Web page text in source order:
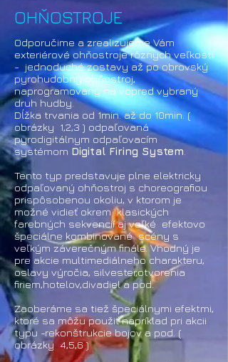
OHŇOSTROJE
Odporučime a zrealizujeme Vám
exteriérové ohňostroje rôznych veľkostí
- jednoduché zostavy až po obrovský
pyrohudobný ohňostroj,
naprogramovaný na vopred vybraný
druh hudby.
Dĺžka trvania od 1min. až do 10min. (
obrázky 1,2,3 ) odpaľovaná
pyrodigitálnym odpaľovacím
systémom Digital Firing System
Tento typ predstavuje plne elektricky
odpaľovaný ohňostroj s choreografiou
prispôsobenou okoliu, v ktorom je
možné vidieť okrem klasických
farebných sekvencií aj veľké efektovo
špeciálne kombinované scény s
veľkým záverečným finále. Vhodný je
pre akcie multimediálneho charakteru,
oslavy výročia, silvester,otvorenia
firiem,hotelov,divadiel a pod.
Zaoberáme sa tiež špeciálnymi efektmi,
ktoré sa môžu použiť napríklad pri akcii
typu -rekonštrukcie bojov a pod. (
obrázky 4,5,6 )